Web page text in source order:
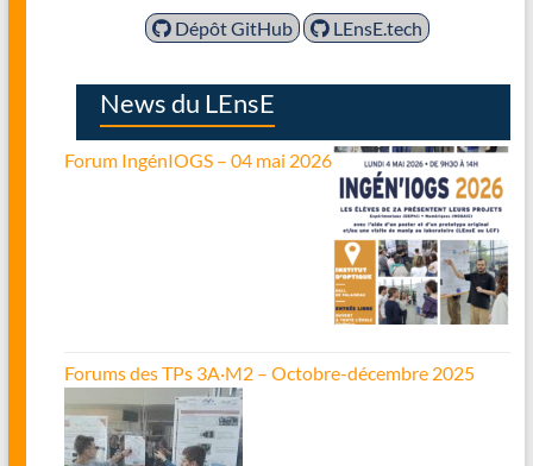
Dépôt GitHub LEnsE.tech
News du LEnsE
Forum IngénIOGS – 04 mai 2026
Forums des TPs 3A·M2 – Octobre-décembre 2025